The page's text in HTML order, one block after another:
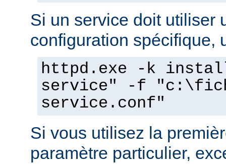
Si un service doit utiliser
configuration spécifique,
httpd.exe -k
service" -f
service.conf"
Si vous utilisez la
paramètre particulier,